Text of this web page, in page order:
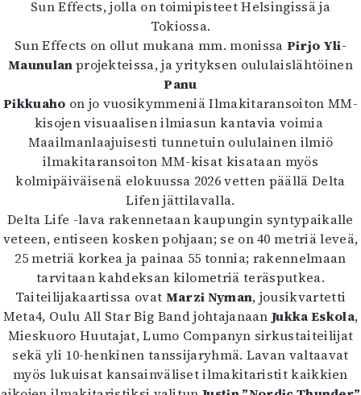
Sun Effects, jolla on toimipisteet Helsingissä ja
Tokiossa.
Sun Effects on ollut mukana mm. monissa Pirjo Yli-
Maunulanprojekteissa, ja yrityksen oululaislähtöinen
Panu
Pikkuaho on jo vuosikymmeniä Ilmakitaransoiton MM-
kisojen visuaalisen ilmiasun kantavia voimia
Maailmanlaajuisesti tunnetuin oululainen ilmiö
ilmakitaransoiton MM-kisat kisataan myös
kolmipäiväisenä elokuussa 2026 vetten päällä Delta
Lifen jättilavalla.
Delta Life -lava rakennetaan kaupungin syntypaikalle
veteen, entiseen kosken pohjaan; se on 40 metriä leveä,
25 metriä korkea ja painaa 55 tonnia; rakennelmaan
tarvitaan kahdeksan kilometriä teräsputkea.
Taiteilijakaartissa ovat Marzi Nyman, jousikvartetti
Meta4, Oulu All Star Big Band johtajanaanJukka Eskola,
Mieskuoro Huutajat, Lumo Companyn sirkustaiteilijat
sekä yli 10-henkinen tanssijaryhmä. Lavan valtaavat
myös lukuisat kansainväliset ilmakitaristit kaikkien